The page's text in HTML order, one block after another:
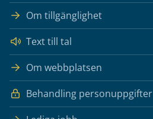
Om tillgänglighet
Text till tal
Om webbplatsen
Behandling personuppgifter